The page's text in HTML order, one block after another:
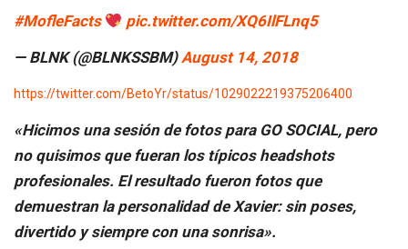
#MofleFacts
pic.twitter.com/XQ6IlFLnq5
— BLNK (@BLNKSSBM)August 14, 2018
https://twitter.com/BetoYr/status/1029022219375206400
«Hicimos una sesión de fotos para GO SOCIAL, pero
no quisimos que fueran los típicos headshots
profesionales. El resultado fueron fotos que
demuestran la personalidad de Xavier: sin poses,
divertido y siempre con una sonrisa».